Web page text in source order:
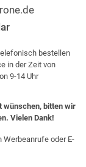
bestellen
in der Zeit von
9-14 Uhr
wünschen, bitten wir
Vielen Dank!
oder E-